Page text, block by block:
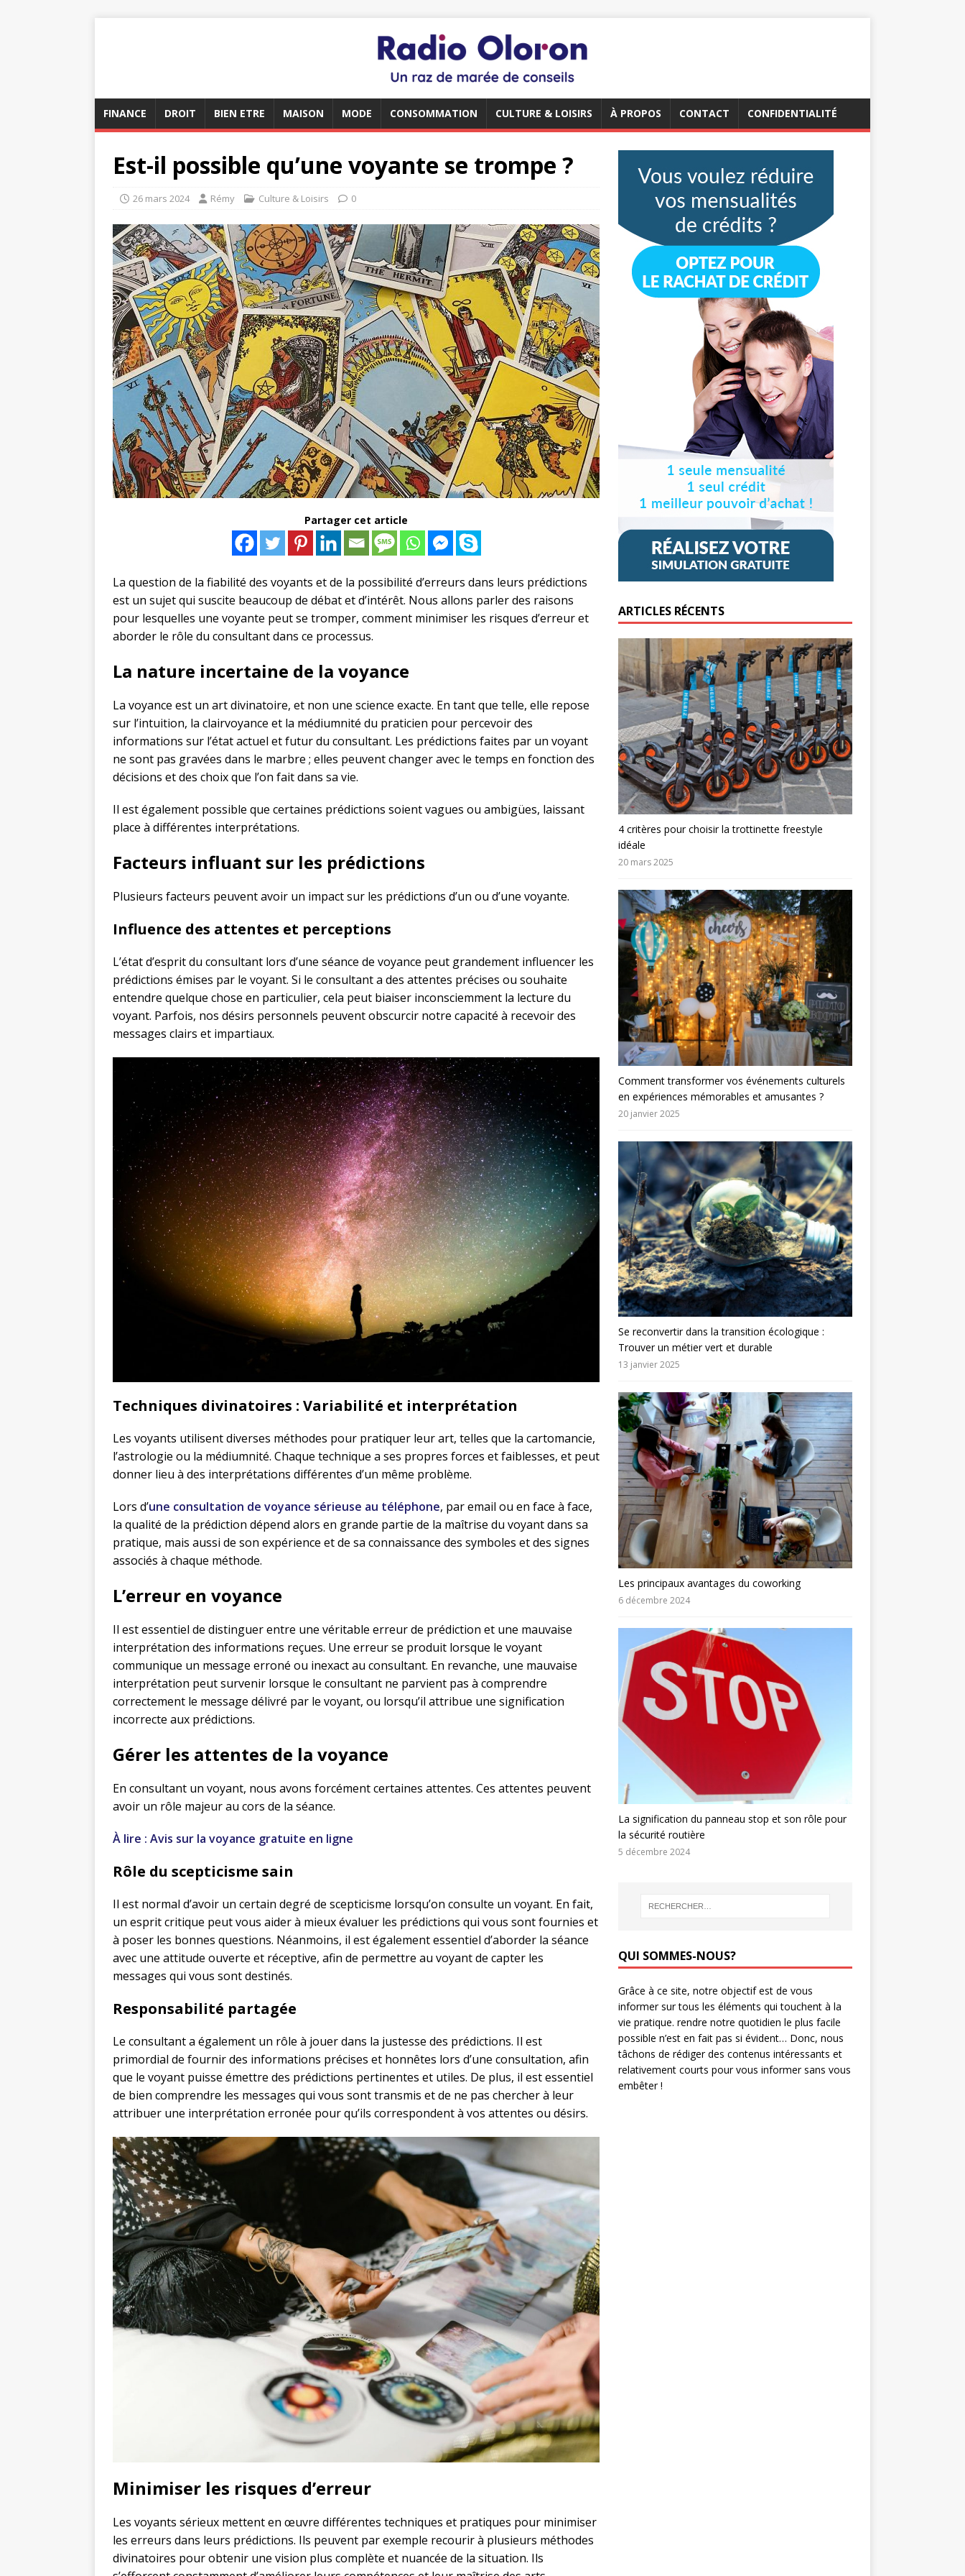
FINANCE DROIT BIEN ETRE MAISON MODE CONSOMMATION CULTURE & LOISIRS À PROPOS CONTACT CONFIDENTIALITÉ
Est-il possible qu’une voyante se trompe ?
26 mars 2024 Rémy Culture & Loisirs 0
Partager cet article
La question de la fiabilité des voyants et de la possibilité d’erreurs dans leurs prédictions
est un sujet qui suscite beaucoup de débat et d’intérêt. Nous allons parler des raisons
pour lesquelles une voyante peut se tromper, comment minimiser les risques d’erreur et
aborder le rôle du consultant dans ce processus.
La nature incertaine de la voyance
La voyance est un art divinatoire, et non une science exacte. En tant que telle, elle repose
sur l’intuition, la clairvoyance et la médiumnité du praticien pour percevoir des
informations sur l’état actuel et futur du consultant. Les prédictions faites par un voyant
ne sont pas gravées dans le marbre ; elles peuvent changer avec le temps en fonction des
décisions et des choix que l’on fait dans sa vie.
Il est également possible que certaines prédictions soient vagues ou ambigües, laissant
place à différentes interprétations.
Facteurs influant sur les prédictions
Plusieurs facteurs peuvent avoir un impact sur les prédictions d’un ou d’une voyante.
Influence des attentes et perceptions
L’état d’esprit du consultant lors d’une séance de voyance peut grandement influencer les
prédictions émises par le voyant. Si le consultant a des attentes précises ou souhaite
entendre quelque chose en particulier, cela peut biaiser inconsciemment la lecture du
voyant. Parfois, nos désirs personnels peuvent obscurcir notre capacité à recevoir des
messages clairs et impartiaux.
Techniques divinatoires : Variabilité et interprétation
Les voyants utilisent diverses méthodes pour pratiquer leur art, telles que la cartomancie,
l’astrologie ou la médiumnité. Chaque technique a ses propres forces et faiblesses, et peut
donner lieu à des interprétations différentes d’un même problème.
Lors d’une consultation de voyance sérieuse au téléphone, par email ou en face à face,
la qualité de la prédiction dépend alors en grande partie de la maîtrise du voyant dans sa
pratique, mais aussi de son expérience et de sa connaissance des symboles et des signes
associés à chaque méthode.
L’erreur en voyance
Il est essentiel de distinguer entre une véritable erreur de prédiction et une mauvaise
interprétation des informations reçues. Une erreur se produit lorsque le voyant
communique un message erroné ou inexact au consultant. En revanche, une mauvaise
interprétation peut survenir lorsque le consultant ne parvient pas à comprendre
correctement le message délivré par le voyant, ou lorsqu’il attribue une signification
incorrecte aux prédictions.
Gérer les attentes de la voyance
En consultant un voyant, nous avons forcément certaines attentes. Ces attentes peuvent
avoir un rôle majeur au cors de la séance.
À lire : Avis sur la voyance gratuite en ligne
Rôle du scepticisme sain
Il est normal d’avoir un certain degré de scepticisme lorsqu’on consulte un voyant. En fait,
un esprit critique peut vous aider à mieux évaluer les prédictions qui vous sont fournies et
à poser les bonnes questions. Néanmoins, il est également essentiel d’aborder la séance
avec une attitude ouverte et réceptive, afin de permettre au voyant de capter les
messages qui vous sont destinés.
Responsabilité partagée
Le consultant a également un rôle à jouer dans la justesse des prédictions. Il est
primordial de fournir des informations précises et honnêtes lors d’une consultation, afin
que le voyant puisse émettre des prédictions pertinentes et utiles. De plus, il est essentiel
de bien comprendre les messages qui vous sont transmis et de ne pas chercher à leur
attribuer une interprétation erronée pour qu’ils correspondent à vos attentes ou désirs.
Minimiser les risques d’erreur
Les voyants sérieux mettent en œuvre différentes techniques et pratiques pour minimiser
les erreurs dans leurs prédictions. Ils peuvent par exemple recourir à plusieurs méthodes
divinatoires pour obtenir une vision plus complète et nuancée de la situation. Ils
ARTICLES RÉCENTS
4 critères pour choisir la trottinette freestyle
idéale
20 mars 2025
Comment transformer vos événements culturels
en expériences mémorables et amusantes ?
20 janvier 2025
Se reconvertir dans la transition écologique :
Trouver un métier vert et durable
13 janvier 2025
Les principaux avantages du coworking
6 décembre 2024
La signification du panneau stop et son rôle pour
la sécurité routière
5 décembre 2024
QUI SOMMES-NOUS?
Grâce à ce site, notre objectif est de vous
informer sur tous les éléments qui touchent à la
vie pratique. rendre notre quotidien le plus facile
possible n’est en fait pas si évident… Donc, nous
tâchons de rédiger des contenus intéressants et
relativement courts pour vous informer sans vous
embêter !